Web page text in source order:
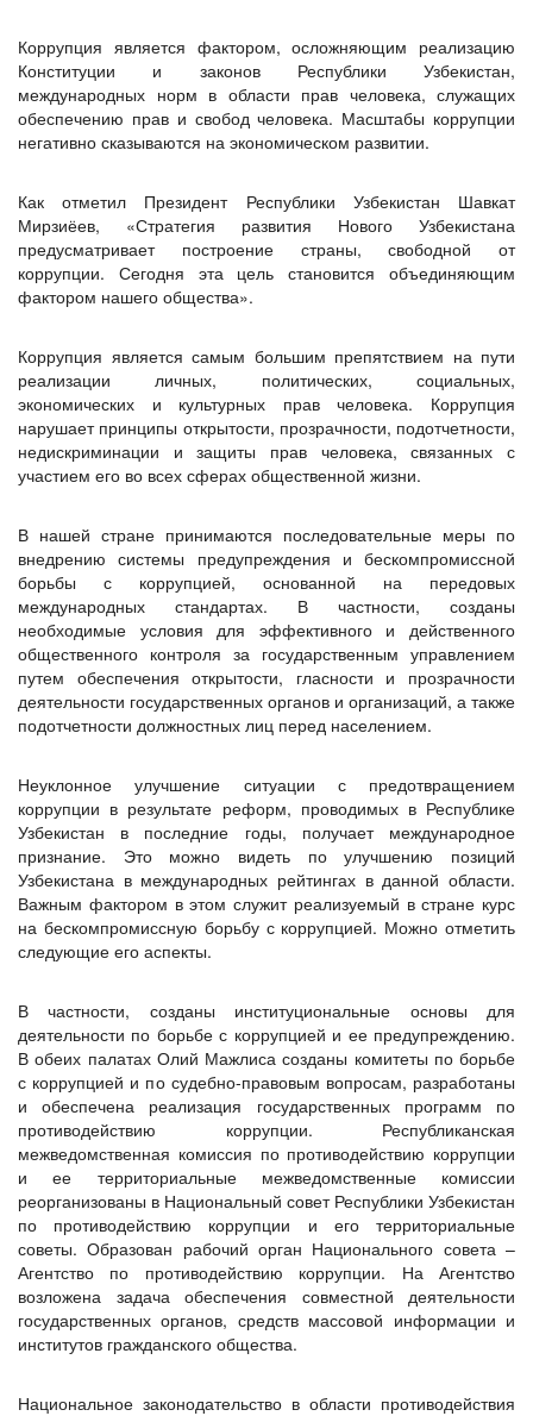
Коррупция является фактором, осложняющим реализацию
Конституции и законов Республики Узбекистан,
международных норм в области прав человека, служащих
обеспечению прав и свобод человека. Масштабы коррупции
негативно сказываются на экономическом развитии.
Как отметил Президент Республики Узбекистан Шавкат
Мирзиёев, «Стратегия развития Нового Узбекистана
предусматривает построение страны, свободной от
коррупции. Сегодня эта цель становится объединяющим
фактором нашего общества».
Коррупция является самым большим препятствием на пути
реализации личных, политических, социальных,
экономических и культурных прав человека. Коррупция
нарушает принципы открытости, прозрачности, подотчетности,
недискриминации и защиты прав человека, связанных с
участием его во всех сферах общественной жизни.
В нашей стране принимаются последовательные меры по
внедрению системы предупреждения и бескомпромиссной
борьбы с коррупцией, основанной на передовых
международных стандартах. В частности, созданы
необходимые условия для эффективного и действенного
общественного контроля за государственным управлением
путем обеспечения открытости, гласности и прозрачности
деятельности государственных органов и организаций, а также
подотчетности должностных лиц перед населением.
Неуклонное улучшение ситуации с предотвращением
коррупции в результате реформ, проводимых в Республике
Узбекистан в последние годы, получает международное
признание. Это можно видеть по улучшению позиций
Узбекистана в международных рейтингах в данной области.
Важным фактором в этом служит реализуемый в стране курс
на бескомпромиссную борьбу с коррупцией. Можно отметить
следующие его аспекты.
В частности, созданы институциональные основы для
деятельности по борьбе с коррупцией и ее предупреждению.
В обеих палатах Олий Мажлиса созданы комитеты по борьбе
с коррупцией и по судебно-правовым вопросам, разработаны
и обеспечена реализация государственных программ по
противодействию коррупции. Республиканская
межведомственная комиссия по противодействию коррупции
и ее территориальные межведомственные комиссии
реорганизованы в Национальный совет Республики Узбекистан
по противодействию коррупции и его территориальные
советы. Образован рабочий орган Национального совета –
Агентство по противодействию коррупции. На Агентство
возложена задача обеспечения совместной деятельности
государственных органов, средств массовой информации и
институтов гражданского общества.
Национальное законодательство в области противодействия